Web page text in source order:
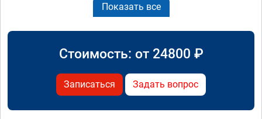
Показать все
Стоимость: от 24800 ₽
Записаться Задать вопрос